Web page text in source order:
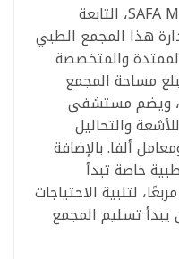
ومن المقرر أن تتولى SAFA MEDI.PLEX، التابعة
هذا المجمع الطبي
والمتخصصة
مساحة المجمع
متر مربع، ويضم مستشفى
والتحاليل
ألفا. بالإضافة
خاصة تبدأ
44 إلى 157 مترًا مربعًا، لتلبية الاحتياجات
يبدأ تسليم المجمع